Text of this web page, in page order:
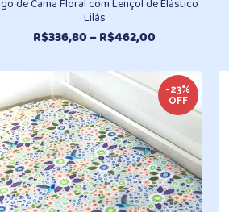
de Cama Floral com Lençol de Elástico
Lilás
R$336,80–R$462,00
preço:
R$336,80
através
R$462,00
-23%
OFF